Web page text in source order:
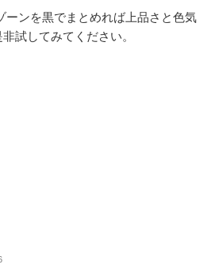
ーンを黒でまとめれば上品さと色気
試してみてください。